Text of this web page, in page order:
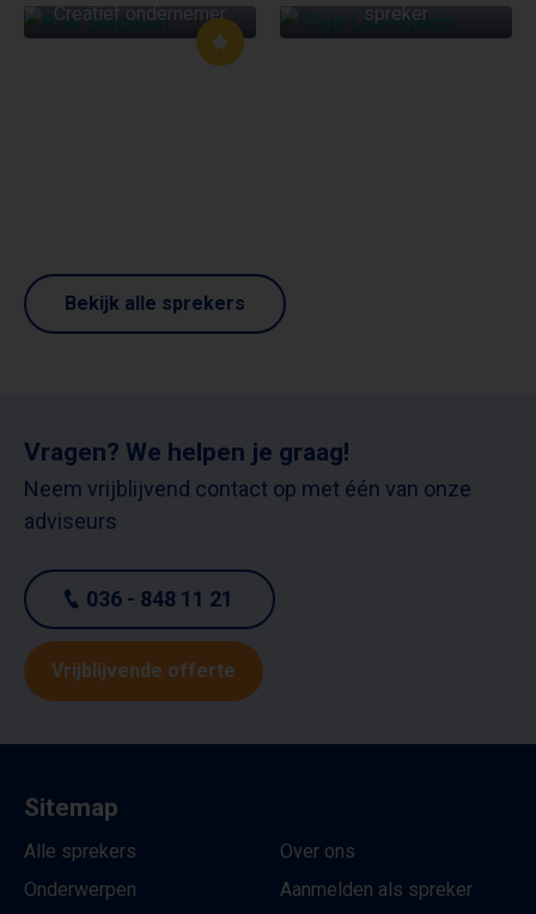
Creatief ondernemer
spreker
Bekijk alle sprekers
Vragen? We helpen je graag!
Neem vrijblijvend contact op met één van onze
adviseurs
036 - 848 11 21
Vrijblijvende offerte
Sitemap
Alle sprekers
Onderwerpen
Over ons
Aanmelden als spreker